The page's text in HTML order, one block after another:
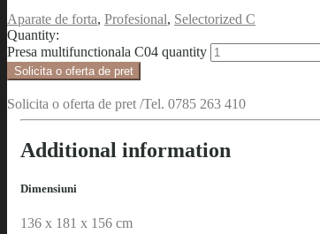
Aparate de forta, Profesional, Selectorized C
Quantity:
Presa multifunctionala C04 quantity
Solicita o oferta de pret
Solicita o oferta de pret /Tel. 0785 263 410
Additional information
Dimensiuni
136 x 181 x 156 cm